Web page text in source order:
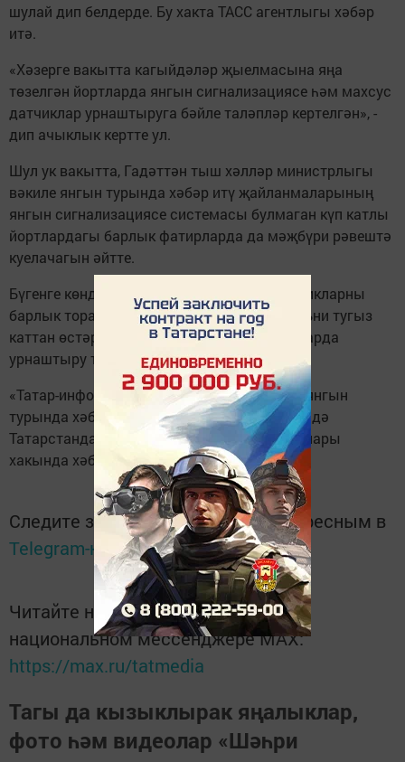
шулай дип белдерде. Бу хакта ТАСС агентлыгы хәбәр
итә.
«Хәзерге вакытта кагыйдәләр җыелмасына яңа
төзелгән йортларда янгын сигнализациясе һәм махсус
датчиклар урнаштыруга бәйле таләпләр кертелгән», -
дип ачыклык кертте ул.
Шул ук вакытта, Гадәттән тыш хәлләр министрлыгы
вәкиле янгын турында хәбәр итү җайланмаларының
янгын сигнализациясе системасы булмаган күп катлы
йортлардагы барлык фатирларда да мәҗбүри рәвештә
куелачагын әйтте.
Бүгенге көндә янгынга каршы махсус датчикларны
барлык торак йортларда да 28 метрдан, ягъни тугыз
каттан өстәрәк гомуми кулланудагы зоналарда
урнаштыру таләп ителә.
«Татар-информ» агентлыгы биш ел эчендә янгын
турында хәбәр итү җайланмалары ярдәмендә
Татарстанда 116 кешене янгыннан коткарулары
хакында хәбәр иткән иде.
Следите за самым важным и интересным в
Telegram-каналеТатмедиа
Читайте новости Татарстана в
национальном мессенджере MАХ:
https://max.ru/tatmedia
Тагы да кызыклырак яңалыклар,
фото һәм видеолар «Шәһри